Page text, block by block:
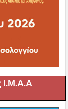
Ι.Μ.Α.Α